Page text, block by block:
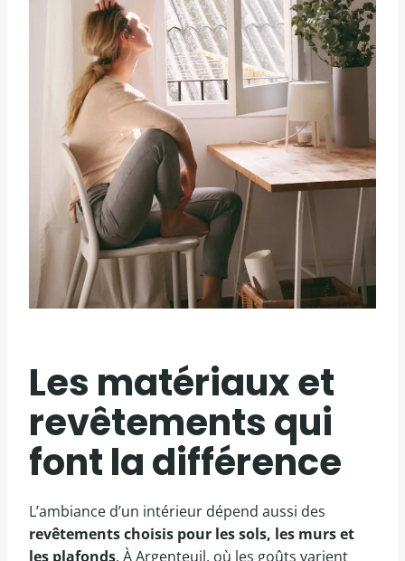
Les matériaux et
revêtements qui
font la différence
L’ambiance d’un intérieur dépend aussi des
revêtements choisis pour les sols, les murs et
les plafonds. À Argenteuil, où les goûts varient